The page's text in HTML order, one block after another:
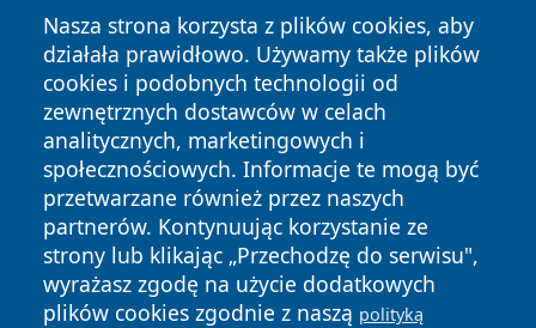
Nasza strona korzysta z plików cookies, aby
działała prawidłowo. Używamy także plików
cookies i podobnych technologii od
zewnętrznych dostawców w celach
analitycznych, marketingowych i
społecznościowych. Informacje te mogą być
przetwarzane również przez naszych
partnerów. Kontynuując korzystanie ze
strony lub klikając „Przechodzę do serwisu",
wyrażasz zgodę na użycie dodatkowych
plików cookies zgodnie z naszą polityką
Copyright © 2026 wrotatarnowa.pl Wszystkie prawa
zastrzeżone.
News Autorzy
Polityka
Prywatności
Polityka
Cookies